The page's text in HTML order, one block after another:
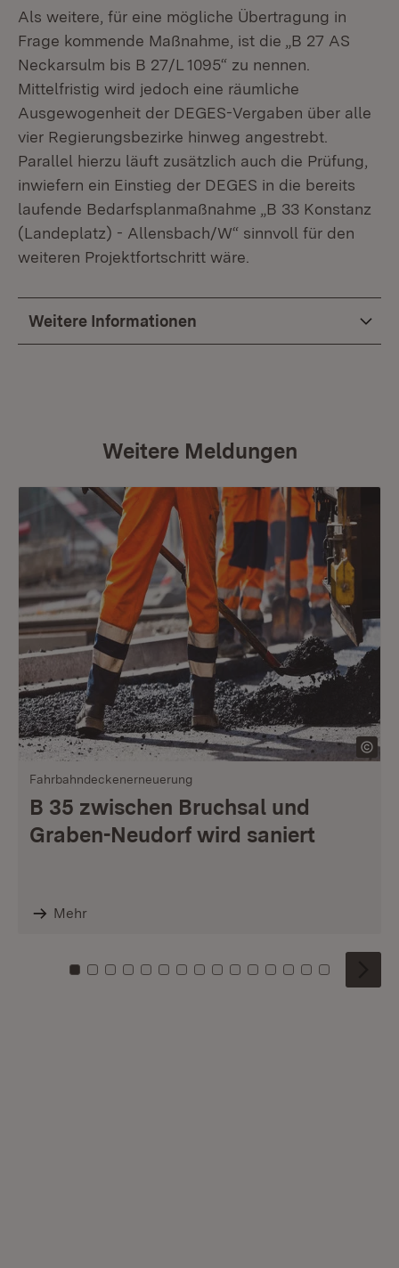
Als weitere, für eine mögliche Übertragung in
Frage kommende Maßnahme, ist die „B 27 AS
Neckarsulm bis B 27/L 1095“ zu nennen.
Mittelfristig wird jedoch eine räumliche
Ausgewogenheit der DEGES-Vergaben über alle
vier Regierungsbezirke hinweg angestrebt.
Parallel hierzu läuft zusätzlich auch die Prüfung,
inwiefern ein Einstieg der DEGES in die bereits
laufende Bedarfsplanmaßnahme „B 33 Konstanz
(Landeplatz) - Allensbach/W“ sinnvoll für den
weiteren Projektfortschritt wäre.
Weitere Informationen
Weitere Meldungen
Fahrbahndeckenerneuerung
B 35 zwischen Bruchsal und
Graben-Neudorf wird saniert
Mehr
Zu Kachel: 0
Zu Kachel: 1
Zu Kachel: 2
Zu Kachel: 3
Zu Kachel: 4
Zu Kachel: 5
Zu Kachel: 6
Zu Kachel: 7
Zu Kachel: 8
Zu Kachel: 9
Zu Kachel: 10
Zu Kachel: 11
Zu Kachel: 12
Zu Kachel:
Zu